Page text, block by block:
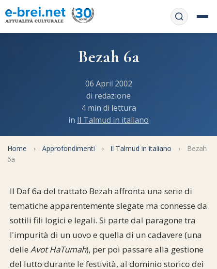
APP web
Informativa Privacy
Libri di preghiera
Regole di Halachà
La tradizione orale
Filosofia e Pensiero
Documenti storici
Servizi on-
line
Orari di Shabbat
Convertitore di date
Vendita del chametz
F.A.Q.
Mappa del sito
Cucina tipica
Perle dal Talmud
Approfondimenti
Cultura e società
Partecipa Comunità ebraiche
Mangiare casher
Bezah 6a
06 April 2002
di redazione
4 min di lettura
in Il Talmud in italiano
Home › Approfondimenti › Il Talmud in italiano ›
Bezah
6a
Il Daf 6a del trattato Bezah affronta una serie di
tematiche apparentemente slegate ma connesse da
sottili fili logici e legali. Si parte dal paragone tra
l'impurità di un uovo e quella di un cadavere (una
delle Avot HaTumah), per poi passare alla gestione
del lutto durante le festività, al dominio storico dei